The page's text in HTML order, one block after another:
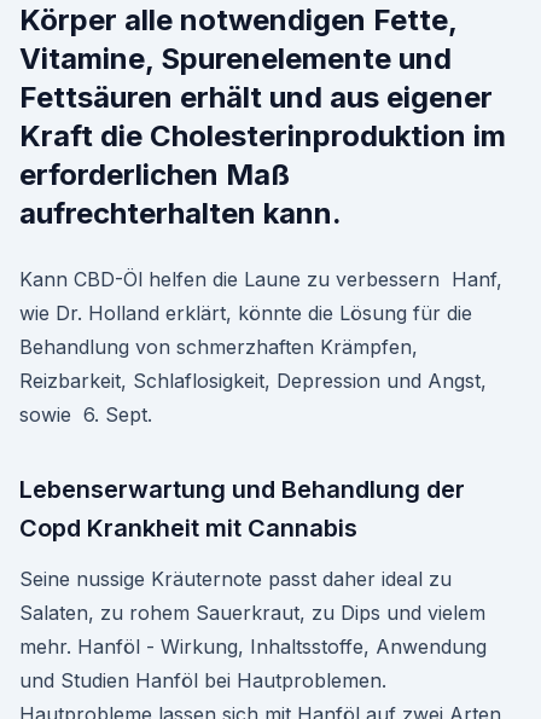
Körper alle notwendigen Fette,
Vitamine, Spurenelemente und
Fettsäuren erhält und aus eigener
Kraft die Cholesterinproduktion im
erforderlichen Maß
aufrechterhalten kann.
Kann CBD-Öl helfen die Laune zu verbessern Hanf,
wie Dr. Holland erklärt, könnte die Lösung für die
Behandlung von schmerzhaften Krämpfen,
Reizbarkeit, Schlaflosigkeit, Depression und Angst,
sowie 6. Sept.
Lebenserwartung und Behandlung der
Copd Krankheit mit Cannabis
Seine nussige Kräuternote passt daher ideal zu
Salaten, zu rohem Sauerkraut, zu Dips und vielem
mehr. Hanföl - Wirkung, Inhaltsstoffe, Anwendung
und Studien Hanföl bei Hautproblemen.
Hautprobleme lassen sich mit Hanföl auf zwei Arten